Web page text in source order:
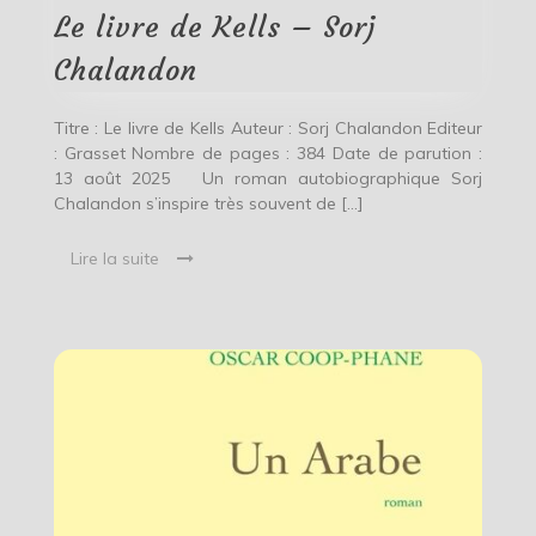
Chalandon
Le livre de Kells – Sorj
Chalandon
Titre : Le livre de Kells Auteur : Sorj Chalandon Editeur
: Grasset Nombre de pages : 384 Date de parution :
13 août 2025 Un roman autobiographique Sorj
Chalandon s’inspire très souvent de […]
Lire la suite